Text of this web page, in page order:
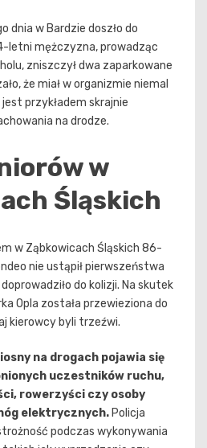
dnia w Bardzie doszło do
letni mężczyzna, prowadząc
zniszczył dwa zaparkowane
że miał w organizmie niemal
przykładem skrajnie
na drodze.
w
Śląskich
w Ząbkowicach Śląskich 86-
nie ustąpił pierwszeństwa
do kolizji. Na skutek
Opla została przewieziona do
kierowcy byli trzeźwi.
na drogach pojawia się
uczestników ruchu,
rowerzyści czy osoby
elektrycznych. Policja
podczas wykonywania